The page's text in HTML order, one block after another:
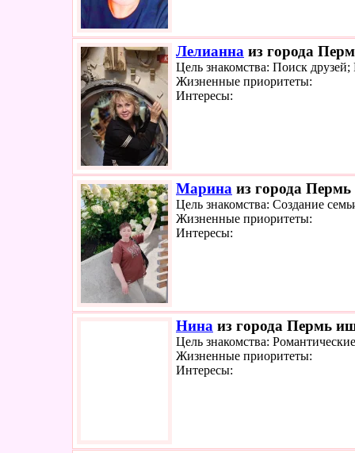
Лелианна из города
Цель знакомства: Поиск
Жизненные приоритеты:
Интересы:
Марина из города
Цель знакомства: Создание
Жизненные приоритеты:
Интересы:
Нина из города Пермь
Цель знакомства:
Жизненные приоритеты:
Интересы: